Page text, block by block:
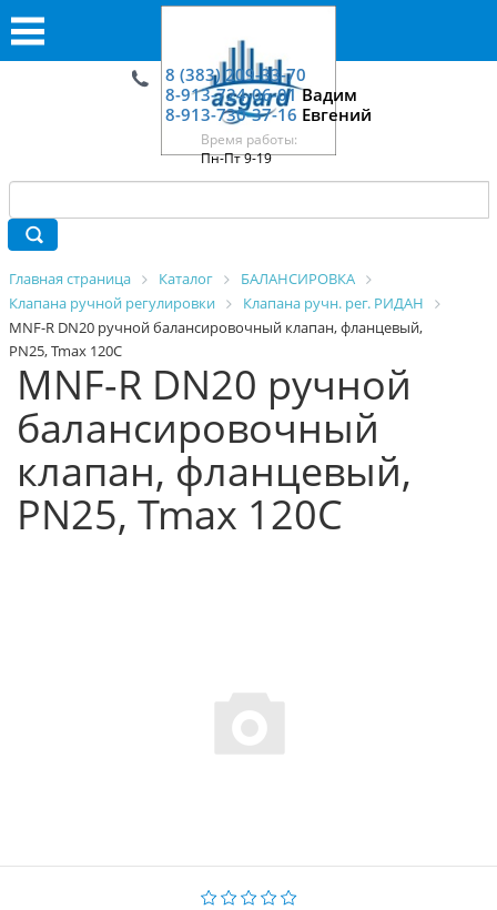
8 (383) 209-33-70
8-913-724-06-01Вадим
8-913-730-37-16 Евгений
Время работы:
Пн-Пт 9-19
Главная страница Каталог
БАЛАНСИРОВКА
Клапана ручной регулировки
Клапана ручн. рег. РИДАН
MNF-R DN20 ручной балансировочный клапан, фланцевый,
PN25, Tmax 120C
MNF-R DN20 ручной
балансировочный
клапан, фланцевый,
PN25, Tmax 120C